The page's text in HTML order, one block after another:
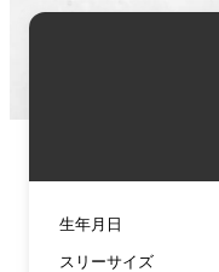
生年月日
スリーサイズ